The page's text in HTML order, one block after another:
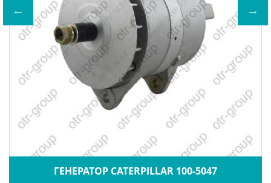
ГЕНЕРАТОР CATERPILLAR 100-5047